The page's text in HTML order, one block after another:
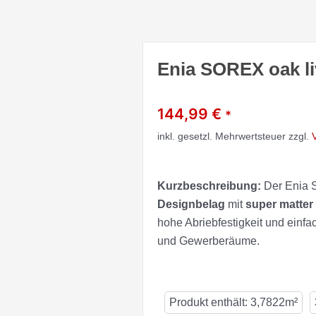
Enia SOREX oak
144,99 € *
inkl. gesetzl. Mehrwertsteuer zzgl.
Kurzbeschreibung: Der Enia
Designbelag mitsuper matter
hohe Abriebfestigkeit und
und Gewerberäume.
Produkt enthält: 3,7822m²